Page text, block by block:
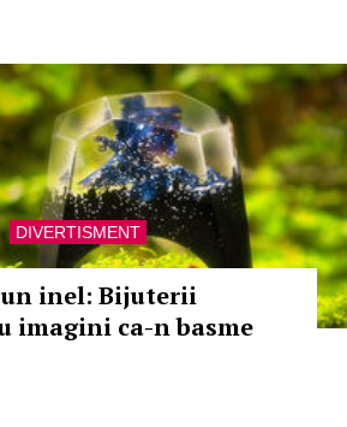
DIVERTISMENT
inel: Bijuterii
imagini ca-n basme